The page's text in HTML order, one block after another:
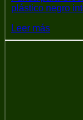
plástico negro
Leer más